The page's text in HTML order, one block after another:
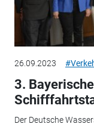
26.09.2023
3.
Der Deutsche